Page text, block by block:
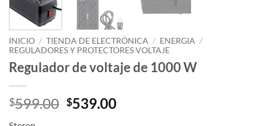
INICIO / TIENDA DE ELECTRÓNICA / ENERGIA /
REGULADORES Y PROTECTORES VOLTAJE
Regulador de voltaje de 1000 W
$599.00 Original
$539.00Current